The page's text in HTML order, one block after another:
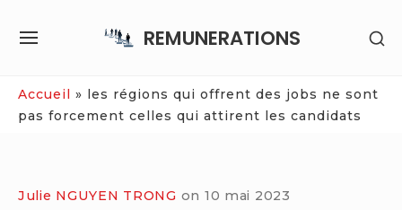
REMUNERATIONS
SITE
Accueil » les régions qui offrent des jobs ne sont
pas forcement celles qui attirent les candidats
Julie NGUYEN TRONG on 10 mai 2023